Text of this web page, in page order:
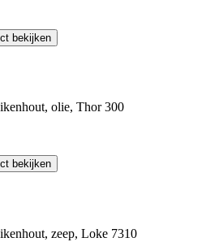
bekijken
olie, Thor 300
bekijken
zeep, Loke 7310